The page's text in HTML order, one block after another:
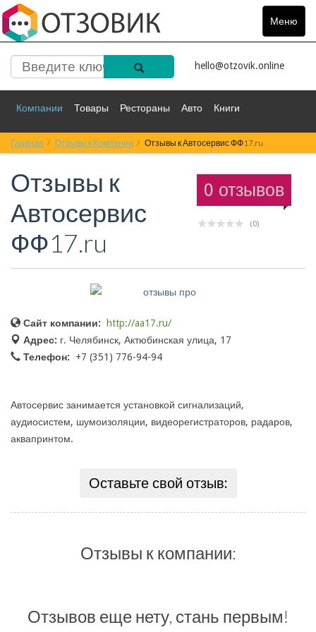
Меню
Toggle
hello@otzovik.online
Компании Товары Рестораны Авто Книги
Спорт Фильмы Деньги Путешествия
Красота Здоровье
Главная Отзывы к Компании Отзывы к Автосервис ФФ17.ru
0 отзывов
(0)
Отзывы к
Автосервис
ФФ17.ru
Сайт компании:
http://aa17.ru/
Адрес: г. Челябинск, Актюбинская улица, 17
Телефон:
+7 (351) 776-94-94
Автосервис занимается установкой сигнализаций,
аудиосистем, шумоизоляции, видеорегистраторов, радаров,
аквапринтом.
Оставьте свой отзыв:
Отзывы к компании:
Отзывов еще нету, стань первым!